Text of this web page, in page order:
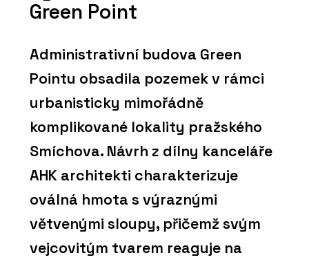
Green Point
Administrativní budova Green
Pointu obsadila pozemek v rámci
urbanisticky mimořádně
komplikované lokality pražského
Smíchova. Návrh z dílny kanceláře
AHK architekti charakterizuje
oválná hmota s výraznými
větvenými sloupy, přičemž svým
vejcovitým tvarem reaguje na